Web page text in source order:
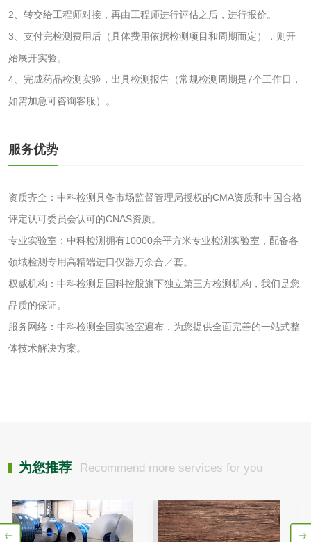
2、转交给工程师对接，再由工程师进行评估之后，进行报价。
3、支付完检测费用后（具体费用依据检测项目和周期而定），则开
始展开实验。
4、完成药品检测实验，出具检测报告（常规检测周期是7个工作日，
如需加急可咨询客服）。
服务优势
资质齐全：中科检测具备市场监督管理局授权的CMA资质和中国合格
评定认可委员会认可的CNAS资质。
专业实验室：中科检测拥有10000余平方米专业检测实验室，配备各
领域检测专用高精端进口仪器万余合／套。
权威机构：中科检测是国科控股旗下独立第三方检测机构，我们是您
品质的保证。
服务网络：中科检测全国实验室遍布，为您提供全面完善的一站式整
体技术解决方案。
为您推荐 Recommend more services for you
测
脱硫脱硝活性炭检
煤质活性炭检测
检测
化肥检测
磷酸肥料检测
颜料油墨